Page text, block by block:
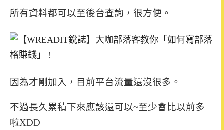
所有資料都可以至後台查詢，很方便。
因為才剛加入，目前平台流量還沒很多。
不過長久累積下來應該還可以~至少會比以前多
啦XDD